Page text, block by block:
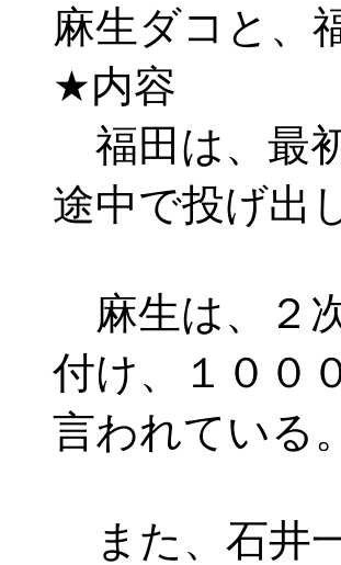
麻生ダコと
★内容
福田は、最
途中で投げ出
麻生は、２
付け、１００
言われている。
また、石井